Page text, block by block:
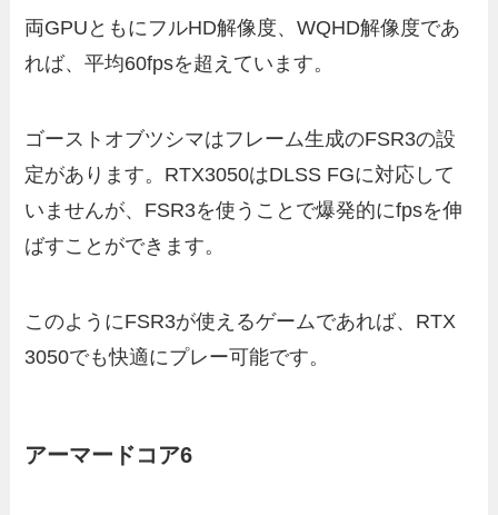
両GPUともにフルHD解像度、WQHD解像度であ
れば、平均60fpsを超えています。
ゴーストオブツシマはフレーム生成のFSR3の設
定があります。RTX3050はDLSS FGに対応して
いませんが、FSR3を使うことで爆発的にfpsを伸
ばすことができます。
このようにFSR3が使えるゲームであれば、RTX
3050でも快適にプレー可能です。
アーマードコア6